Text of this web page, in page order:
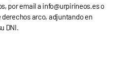
por email a info@urpirineos.eso
derechos arco, adjuntando en
DNI.